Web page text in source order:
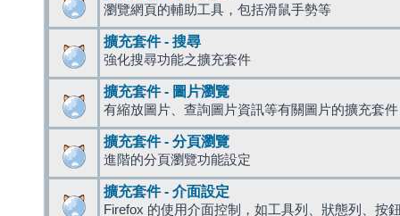
瀏覽網頁的輔助工具，包括滑鼠手勢等
擴充套件 - 搜尋
強化搜尋功能之擴充套件
擴充套件 - 圖片瀏覽
有縮放圖片、查詢圖片資訊等有關圖片的擴充套件
擴充套件 - 分頁瀏覽
進階的分頁瀏覽功能設定
擴充套件 - 介面設定
Firefox 的使用介面控制，如工具列、狀態列、按